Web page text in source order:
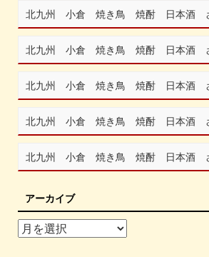
北九州 小倉 焼き鳥 焼酎 日本酒
北九州 小倉 焼き鳥 焼酎 日本酒
北九州 小倉 焼き鳥 焼酎 日本酒
北九州 小倉 焼き鳥 焼酎 日本酒
北九州 小倉 焼き鳥 焼酎 日本酒
アーカイブ